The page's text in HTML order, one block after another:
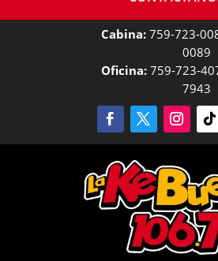
Cabina: 759-723-
0089
Oficina:759-723-
7943